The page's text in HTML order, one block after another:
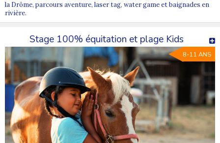
la Drôme, parcours aventure, laser tag, water game et baignades en
rivière.
Stage 100% équitation et plage Kids
8-11 ANS